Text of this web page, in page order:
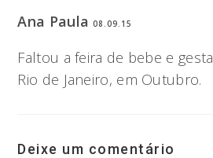
Ana Paula 08.09.15
Faltou a feira de bebe e
Rio de Janeiro, em Outubro.
Deixe um comentário